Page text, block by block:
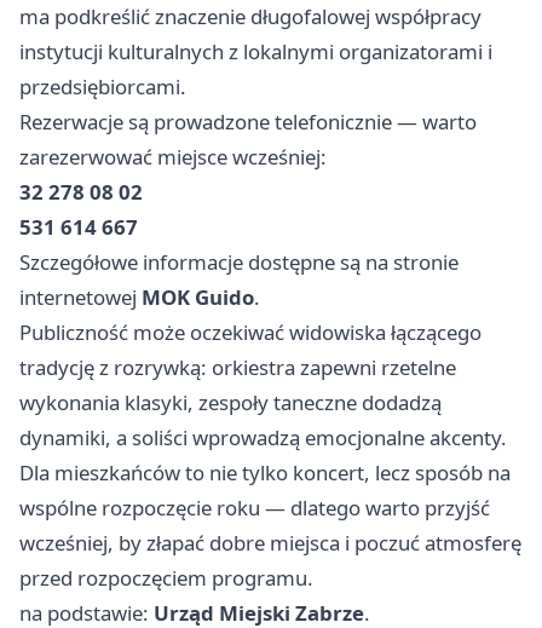
ma podkreślić znaczenie długofalowej współpracy
instytucji kulturalnych z lokalnymi organizatorami i
przedsiębiorcami.
Rezerwacje są prowadzone telefonicznie — warto
zarezerwować miejsce wcześniej:
32 278 08 02
531 614 667
Szczegółowe informacje dostępne są na stronie
internetowej MOK Guido.
Publiczność może oczekiwać widowiska łączącego
tradycję z rozrywką: orkiestra zapewni rzetelne
wykonania klasyki, zespoły taneczne dodadzą
dynamiki, a soliści wprowadzą emocjonalne akcenty.
Dla mieszkańców to nie tylko koncert, lecz sposób na
wspólne rozpoczęcie roku — dlatego warto przyjść
wcześniej, by złapać dobre miejsca i poczuć atmosferę
przed rozpoczęciem programu.
na podstawie: Urząd Miejski Zabrze.